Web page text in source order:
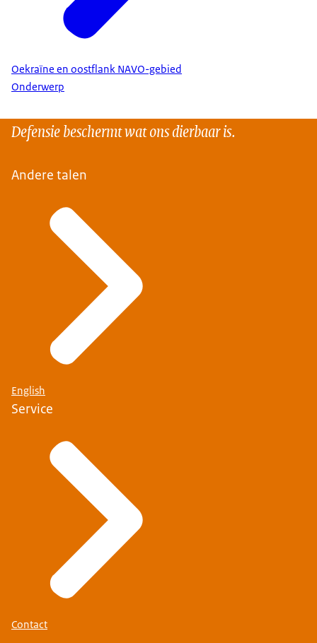
Oekraïne en oostflank NAVO-gebied
Onderwerp
Defensie beschermt wat ons dierbaar is.
Andere talen
English
Service
Contact